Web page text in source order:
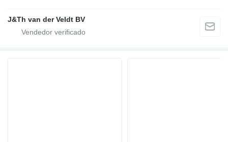
J&Th van der Veldt BV